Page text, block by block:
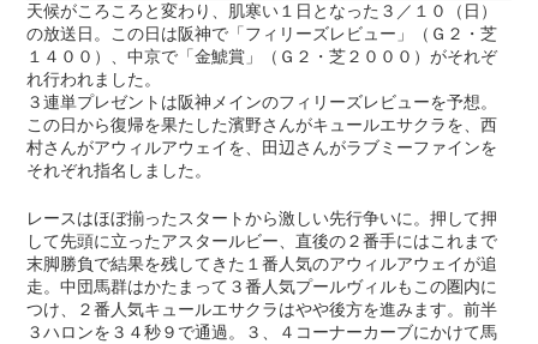
天候がころころと変わり、肌寒い１日となった３／１０（日）
の放送日。この日は阪神で「フィリーズレビュー」（Ｇ２・芝
１４００）、中京で「金鯱賞」（Ｇ２・芝２０００）がそれぞ
れ行われました。
３連単プレゼントは阪神メインのフィリーズレビューを予想。
この日から復帰を果たした濱野さんがキュールエサクラを、西
村さんがアウィルアウェイを、田辺さんがラブミーファインを
それぞれ指名しました。
レースはほぼ揃ったスタートから激しい先行争いに。押して押
して先頭に立ったアスタールビー、直後の２番手にはこれまで
末脚勝負で結果を残してきた１番人気のアウィルアウェイが追
走。中団馬群はかたまって３番人気プールヴィルもこの圏内に
つけ、２番人気キュールエサクラはやや後方を進みます。前半
３ハロンを３４秒９で通過。３、４コーナーカーブにかけて馬